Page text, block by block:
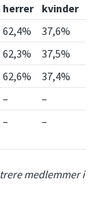
herrer
kvinder
62,4%
37,6%
62,3%
37,5%
62,6%
37,4%
–
–
– –
medlemmer i